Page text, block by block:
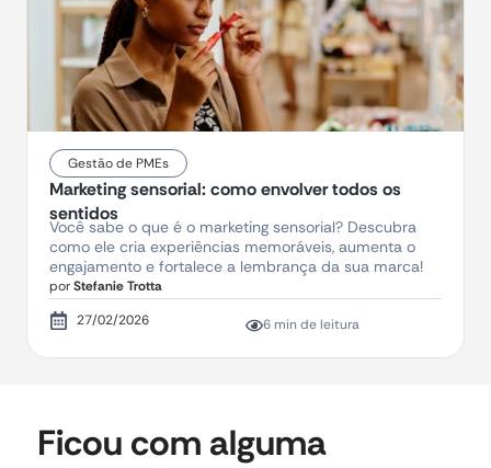
Gestão de PMEs
Marketing sensorial: como envolver todos os
sentidos
Você sabe o que é o marketing sensorial? Descubra
como ele cria experiências memoráveis, aumenta o
engajamento e fortalece a lembrança da sua marca!
porStefanie Trotta
27/02/2026
6 min de leitura
Ficou com alguma